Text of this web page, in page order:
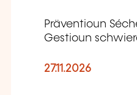
Präventioun
Gestioun
27.11.2026